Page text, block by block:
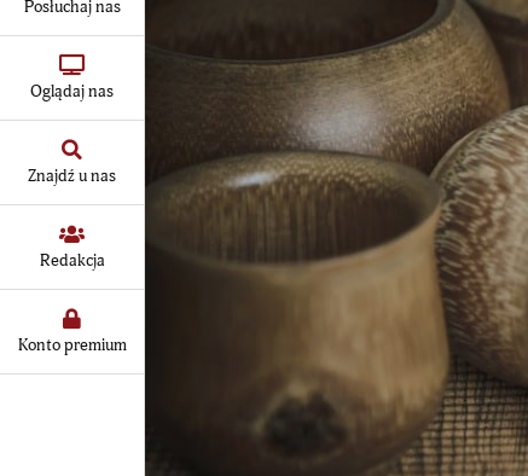
Posłuchaj nas
Oglądaj nas
Znajdź u nas
Redakcja
Konto premium